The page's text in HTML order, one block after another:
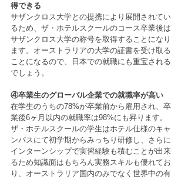
得できる
サザンクロス大学との提携により展開されてい
るため、ザ・ホテルスクールのコース卒業後は
サザンクロス大学の称号を取得することになり
ます。オーストラリアの大学の証書を受け取る
ことになるので、日本での就職にも重宝される
でしょう。
④卒業生のグローバル企業での就職率が高い
在学生のうちの78%が卒業前から雇用され、卒
業後6ヶ月以内の就職率は98%にも昇ります。
ザ・ホテルスクールの学生はホテル仕様のキャ
ンパスにて初学期からみっちり研修し、さらに
インターンシップで実習経験も積むことが出来
るため知識面はもちろん実務スキルも優れてお
り、オーストラリア国内のみでなく世界中の有